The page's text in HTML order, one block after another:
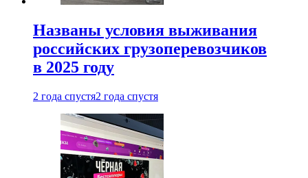
Названы условия выживания
российских грузоперевозчиков
в 2025 году
2 года спустя2 года спустя